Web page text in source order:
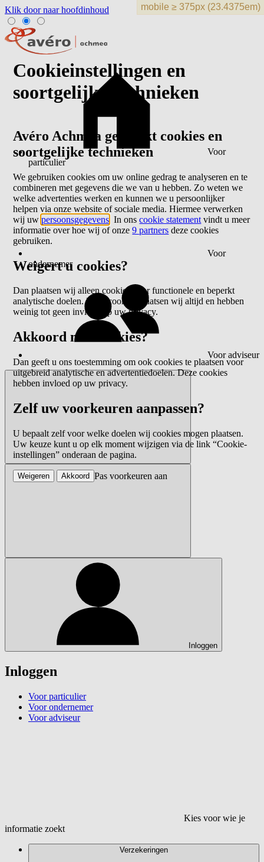
Klik door naar hoofdinhoud
Voor
particulier
Voor
ondernemer
Voor adviseur
Inloggen
Inloggen
Voor particulier
Voor ondernemer
Voor adviseur
Kies voor wie je
informatie zoekt
Verzekeringen
Cookieinstellingen en
soortgelijke technieken
Avéro Achmea gebruikt cookies en
soortgelijke technieken
We gebruiken cookies om uw online gedrag te analyseren en te
combineren met gegevens die we van u hebben. Zo weten we
welke advertenties werken en kunnen we u persoonlijker
helpen via onze website of sociale media. Hiermee verwerken
wij uwpersoonsgegevens . In onscookie statement vindt u meer
informatie over hoe wij of onze9 partners deze cookies
gebruiken.
Weigert u cookies?
Dan plaatsen wij alleen cookies voor functionele en beperkt
analytische doelen. Deze cookies plaatsen wij altijd en hebben
weinig tot geen invloed op uw privacy.
Akkoord met cookies?
Dan geeft u ons toestemming om ook cookies te plaatsen voor
uitgebreid analytische en advertentiedoelen. Deze cookies
hebben invloed op uw privacy.
Zelf uw voorkeuren aanpassen?
U bepaalt zelf voor welke doelen wij cookies mogen plaatsen.
Uw keuze kunt u op elk moment wijzigen via de link “Cookie-
instellingen” onderaan de pagina.
Pas voorkeuren aan
Weigeren Akkoord